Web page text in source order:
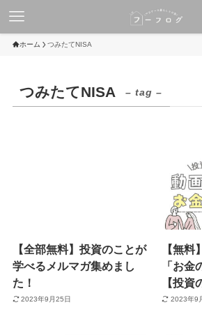
ホーム つみたてNISA
つみたてNISA – tag –
【全部無料】投資のことが
学べるメルマガ集めまし
た！
2023年9月25日
【無
「お金
【投資
2023年9